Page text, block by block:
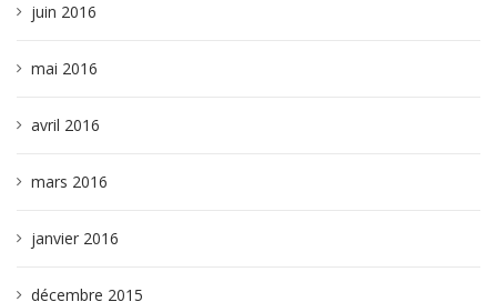
juin 2016
mai 2016
avril 2016
mars 2016
janvier 2016
décembre 2015